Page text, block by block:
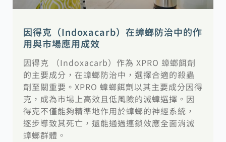
因得克（Indoxacarb）在蟑螂防治中的作
用與市場應用成效
因得克 （Indoxacarb）作為 XPRO 蟑螂餌劑
的主要成分，在蟑螂防治中，選擇合適的殺蟲
劑至關重要。XPRO 蟑螂餌劑以其主要成分因得
克，成為市場上高效且低風險的滅蟑選擇。因
得克不僅能夠精準地作用於蟑螂的神經系統，
逐步導致其死亡，還能通過連鎖效應全面消滅
蟑螂群體。